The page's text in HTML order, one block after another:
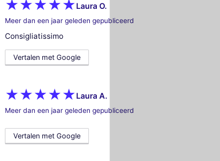
Laura O.
Meer dan een jaar geleden gepubliceerd
Consigliatissimo
Vertalen met Google
Laura A.
Meer dan een jaar geleden gepubliceerd
Vertalen met Google